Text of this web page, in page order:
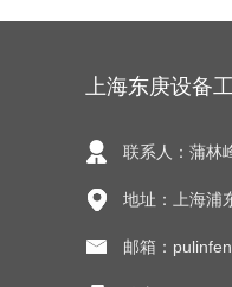
上海东庚设备
联系人：蒲林
地址：上海浦
邮箱：